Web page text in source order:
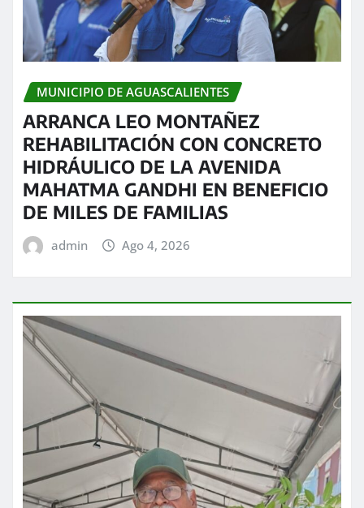
MUNICIPIO DE AGUASCALIENTES
ARRANCA LEO MONTAÑEZ
REHABILITACIÓN CON CONCRETO
HIDRÁULICO DE LA AVENIDA
MAHATMA GANDHI EN BENEFICIO
DE MILES DE FAMILIAS
admin Ago 4, 2026